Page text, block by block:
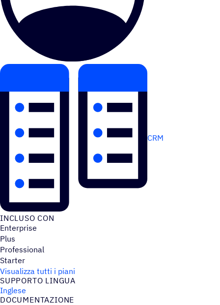
CRM
INCLUSO CON
Enterprise
Plus
Professional
Starter
Visualizza tutti i piani
SUPPORTO LINGUA
Inglese
DOCU­MEN­TA­ZIONE